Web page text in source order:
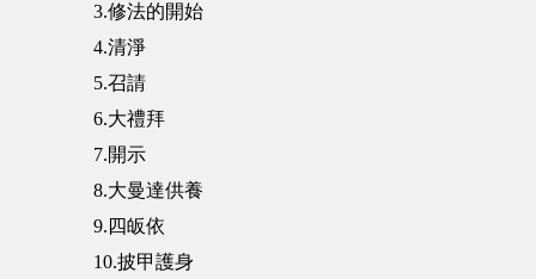
3.修法的開始
4.清淨
5.召請
6.大禮拜
7.開示
8.大曼達供養
9.四皈依
10.披甲護身